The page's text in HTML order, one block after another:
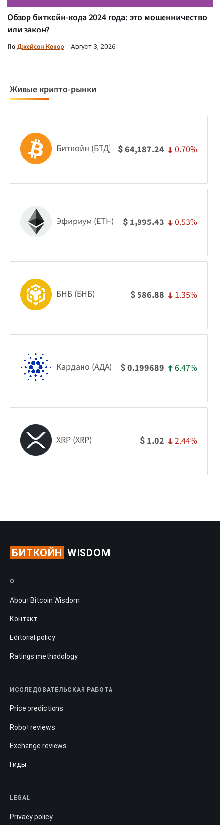
Обзор биткойн-кода 2024 года: это мошенничество
или закон?
По Джейсон Конор Август 3, 2026
Живые крипто-рынки
Биткойн (БТД) $64,187.24 0.70%
Эфириум (ETH) $ 1,895.43 0.53%
БНБ (БНБ) $586.88 1.35%
Кардано (АДА) $0.199689 6.47%
XRP (XRP) $ 1.02 2.44%
БИТКОЙН WISDOM
О
About Bitcoin Wisdom
Контакт
Editorial policy
Ratings methodology
ИССЛЕДОВАТЕЛЬСКАЯ РАБОТА
Price predictions
Robot reviews
Exchange reviews
Гиды
LEGAL
Privacy policy